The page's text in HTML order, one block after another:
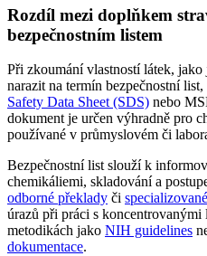
Rozdíl mezi doplňkem
bezpečnostním listem
Při zkoumání vlastností látek,
narazit na termín bezpečnostní
Safety Data Sheet (SDS) nebo
dokument je určen výhradně pro
používané v průmyslovém či
Bezpečnostní list slouží k
chemikáliemi, skladování a
odborné překlady či
úrazů při práci s koncentrovanými
metodikách jako NIH guidelines
dokumentace.